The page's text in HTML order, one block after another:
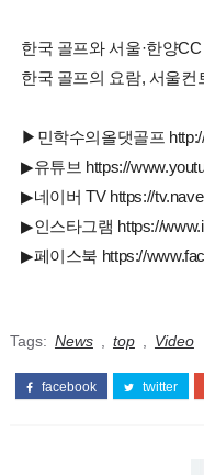
한국 골프와 서울·한양
한국 골프의 요람, 서울컨
▶민학수의올댓골프
▶유튜브 https://
▶네이버 TV https://
▶인스타그램 https://
▶페이스북 https://
Tags: News top Video
facebook twitter